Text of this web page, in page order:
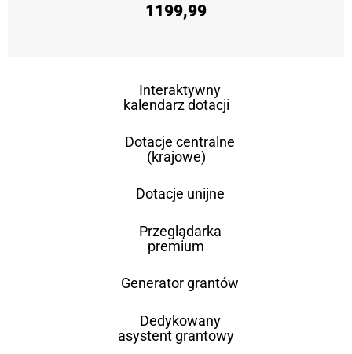
1199,99
Interaktywny
kalendarz dotacji
Dotacje centralne
(krajowe)
Dotacje unijne
Przeglądarka
premium
Generator grantów
Dedykowany
asystent grantowy